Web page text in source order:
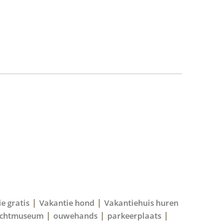
gratis | Vakantie hond | Vakantiehuis huren
| ouwehands | parkeerplaats |